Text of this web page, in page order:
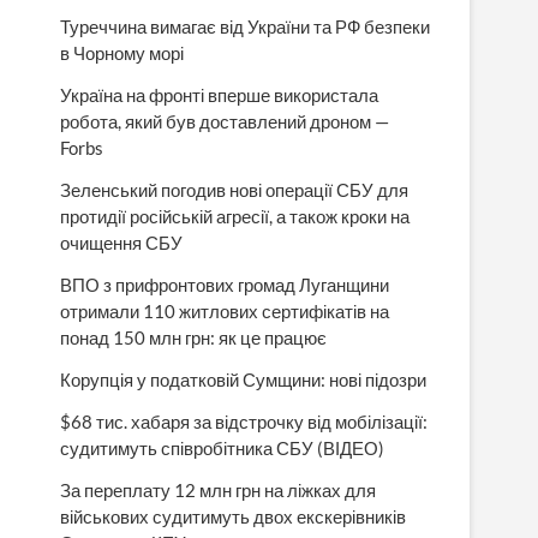
Туреччина вимагає від України та РФ безпеки
в Чорному морі
Україна на фронті вперше використала
робота, який був доставлений дроном —
Forbs
Зеленський погодив нові операції СБУ для
протидії російській агресії, а також кроки на
очищення СБУ
ВПО з прифронтових громад Луганщини
отримали 110 житлових сертифікатів на
понад 150 млн грн: як це працює
Корупція у податковій Сумщини: нові підозри
$68 тис. хабаря за відстрочку від мобілізації:
судитимуть співробітника СБУ (ВІДЕО)
За переплату 12 млн грн на ліжках для
військових судитимуть двох екскерівників